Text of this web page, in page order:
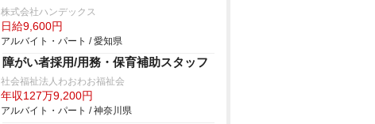
株式会社ハンデックス
日給9,600円
アルバイト・パート / 愛知県
障がい者採用/用務・保育補助スタッフ
社会福祉法人わおわお福祉会
年収127万9,200円
アルバイト・パート / 神奈川県